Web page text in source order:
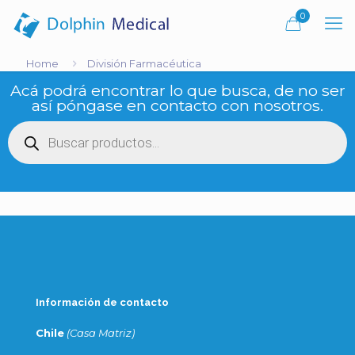
0
Home División Farmacéutica
Acá podrá encontrar lo que busca, de no ser
así póngase en contacto con nosotros.
Búsqueda
de
productos
Información de contacto
Chile (Casa Matriz)